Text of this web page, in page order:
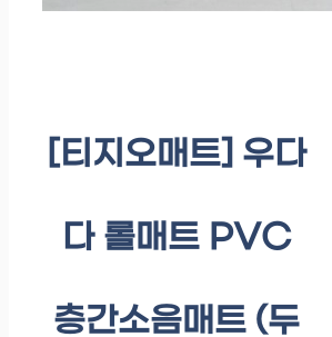
[티지오매트] 우다
다 롤매트 PVC
층간소음매트 (두